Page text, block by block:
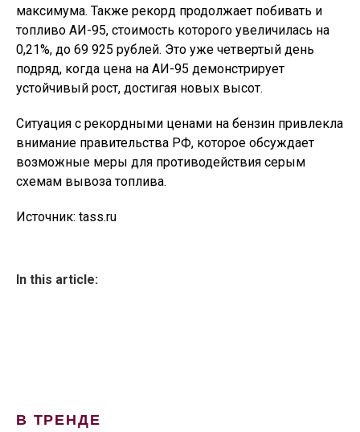
максимума. Также рекорд продолжает побивать и
топливо АИ-95, стоимость которого увеличилась на
0,21%, до 69 925 рублей. Это уже четвертый день
подряд, когда цена на АИ-95 демонстрирует
устойчивый рост, достигая новых высот.
Ситуация с рекордными ценами на бензин привлекла
внимание правительства РФ, которое обсуждает
возможные меры для противодействия серым
схемам вывоза топлива.
Источник: tass.ru
In this article:
В ТРЕНДЕ